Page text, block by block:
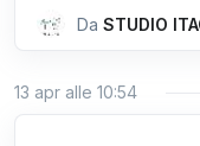
Da STUDIO
13 apr alle 10:54